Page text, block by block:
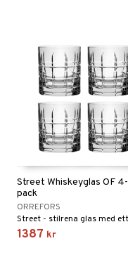
Street Whiskeyglas OF 4-
pack
ORREFORS
1387 kr